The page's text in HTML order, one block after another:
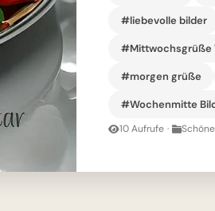
#liebevolle bilder
#Mittwochsgrüße
#morgen grüße
#Wochenmitte
10 Aufrufe ·